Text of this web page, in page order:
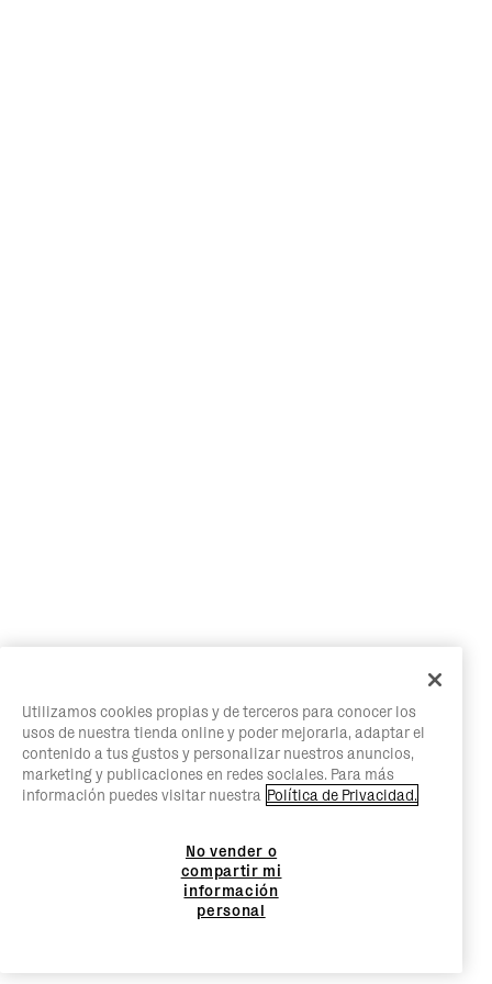
Utilizamos cookies propias y de terceros para conocer los
usos de nuestra tienda online y poder mejorarla, adaptar el
contenido a tus gustos y personalizar nuestros anuncios,
marketing y publicaciones en redes sociales. Para más
información puedes visitar nuestra Política de Privacidad.
No vender o
compartir mi
información
personal